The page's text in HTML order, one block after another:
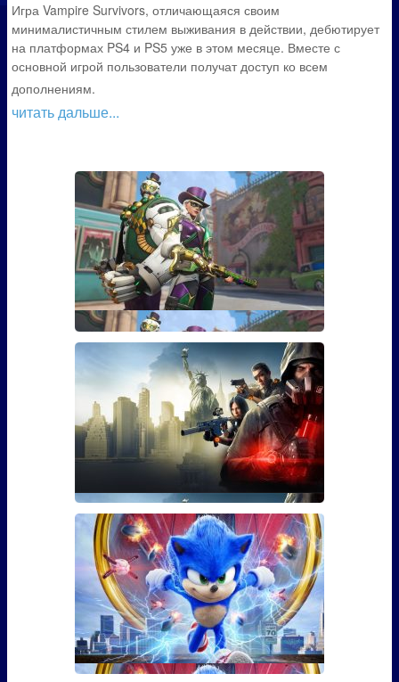
Игра Vampire Survivors, отличающаяся своим
минималистичным стилем выживания в действии, дебютирует
на платформах PS4 и PS5 уже в этом месяце. Вместе с
основной игрой пользователи получат доступ ко всем
дополнениям.
читать дальше...
Гайд: Как открыть скин Марди
Гра для Эш из Overwatch
Если вы играли в Overwatch, то наверняка видели
там персона
Гайд: Как использовать бустер
30 уровня для The Division 2
Фанаты The Division 2 наверняка уже в курсе, что 3
марта игра �